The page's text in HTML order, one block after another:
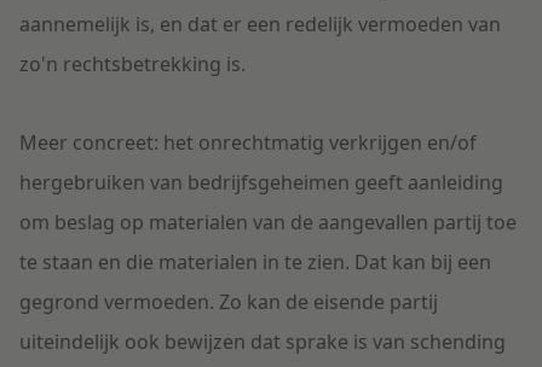
aannemelijk is, en dat er een redelijk vermoeden van
zo'n rechtsbetrekking is.
Meer concreet: het onrechtmatig verkrijgen en/of
hergebruiken van bedrijfsgeheimen geeft aanleiding
om beslag op materialen van de aangevallen partij toe
te staan en die materialen in te zien. Dat kan bij een
gegrond vermoeden. Zo kan de eisende partij
uiteindelijk ook bewijzen dat sprake is van schending